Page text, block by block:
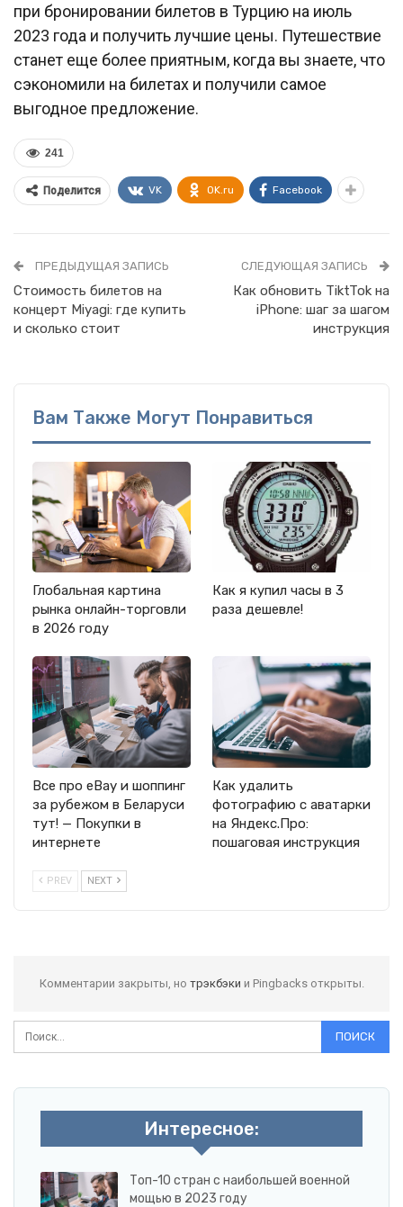
при бронировании билетов в Турцию на июль
2023 года и получить лучшие цены. Путешествие
станет еще более приятным, когда вы знаете, что
сэкономили на билетах и получили самое
выгодное предложение.
241
Поделится VK OK.ru Facebook
ПРЕДЫДУЩАЯ ЗАПИСЬ
Стоимость билетов на
концерт Miyagi: где купить
и сколько стоит
СЛЕДУЮЩАЯ ЗАПИСЬ
Как обновить TiktTok на
iPhone: шаг за шагом
инструкция
Вам Также Могут Понравиться
Глобальная картина
рынка онлайн-торговли
в 2026 году
Как я купил часы в 3
раза дешевле!
Все про eBay и шоппинг
за рубежом в Беларуси
тут! — Покупки в
интернете
Как удалить
фотографию с аватарки
на Яндекс.Про:
пошаговая инструкция
PREV NEXT
Комментарии закрыты, но трэкбэки и Pingbacks открыты.
Интересное:
Топ-10 стран с наибольшей военной
мощью в 2023 году